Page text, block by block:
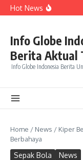
Lewati ke konten
Hot News
di
Jadi
Kuasa
Info Globe
Berita Aktual
Info Globe Indonesia Berita
Home / News / Kiper
Berbahaya
Sepak Bola News